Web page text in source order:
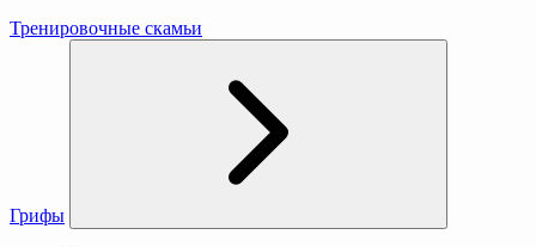
Тренировочные скамьи
Грифы